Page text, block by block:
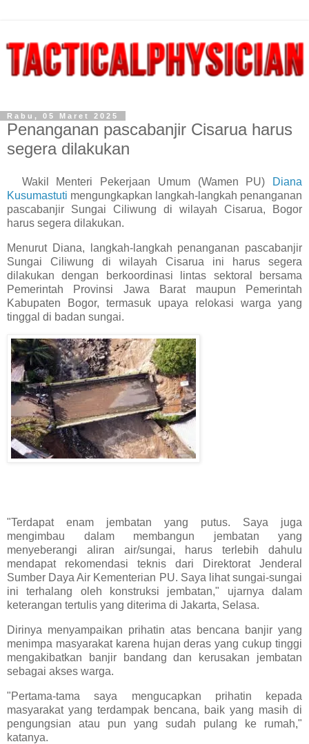
Rabu, 05 Maret 2025
Penanganan pascabanjir Cisarua harus
segera dilakukan
Wakil Menteri Pekerjaan Umum (Wamen PU)
Diana
Kusumastuti mengungkapkan langkah-langkah penanganan
pascabanjir Sungai Ciliwung di wilayah Cisarua, Bogor
harus segera dilakukan.
Menurut Diana, langkah-langkah penanganan pascabanjir
Sungai Ciliwung di wilayah Cisarua ini harus segera
dilakukan dengan berkoordinasi lintas sektoral bersama
Pemerintah Provinsi Jawa Barat maupun Pemerintah
Kabupaten Bogor, termasuk upaya relokasi warga yang
tinggal di badan sungai.
"Terdapat enam jembatan yang putus. Saya juga
mengimbau dalam membangun jembatan yang
menyeberangi aliran air/sungai, harus terlebih dahulu
mendapat rekomendasi teknis dari Direktorat Jenderal
Sumber Daya Air Kementerian PU. Saya lihat sungai-sungai
ini terhalang oleh konstruksi jembatan," ujarnya dalam
keterangan tertulis yang diterima di Jakarta, Selasa.
Dirinya menyampaikan prihatin atas bencana banjir yang
menimpa masyarakat karena hujan deras yang cukup tinggi
mengakibatkan banjir bandang dan kerusakan jembatan
sebagai akses warga.
"Pertama-tama saya mengucapkan prihatin kepada
masyarakat yang terdampak bencana, baik yang masih di
pengungsian atau pun yang sudah pulang ke rumah,"
katanya.